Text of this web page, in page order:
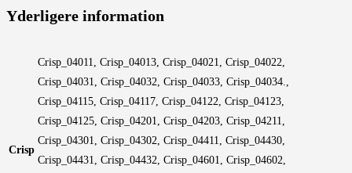
Yderligere information
Crisp
Crisp_04011, Crisp_04013, Crisp_04021, Crisp_04022,
Crisp_04031, Crisp_04032, Crisp_04033, Crisp_04034.,
Crisp_04115, Crisp_04117, Crisp_04122, Crisp_04123,
Crisp_04125, Crisp_04201, Crisp_04203, Crisp_04211,
Crisp_04301, Crisp_04302, Crisp_04411, Crisp_04430,
Crisp_04431, Crisp_04432, Crisp_04601, Crisp_04602,